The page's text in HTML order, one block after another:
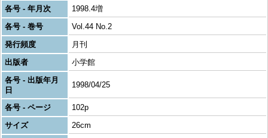
各号 - 年月次
1998.4増
各号 - 巻号
Vol.44 No.2
発行頻度
月刊
出版者
小学館
各号 - 出版年月
日
1998/04/25
各号 - ページ
102p
サイズ
26cm